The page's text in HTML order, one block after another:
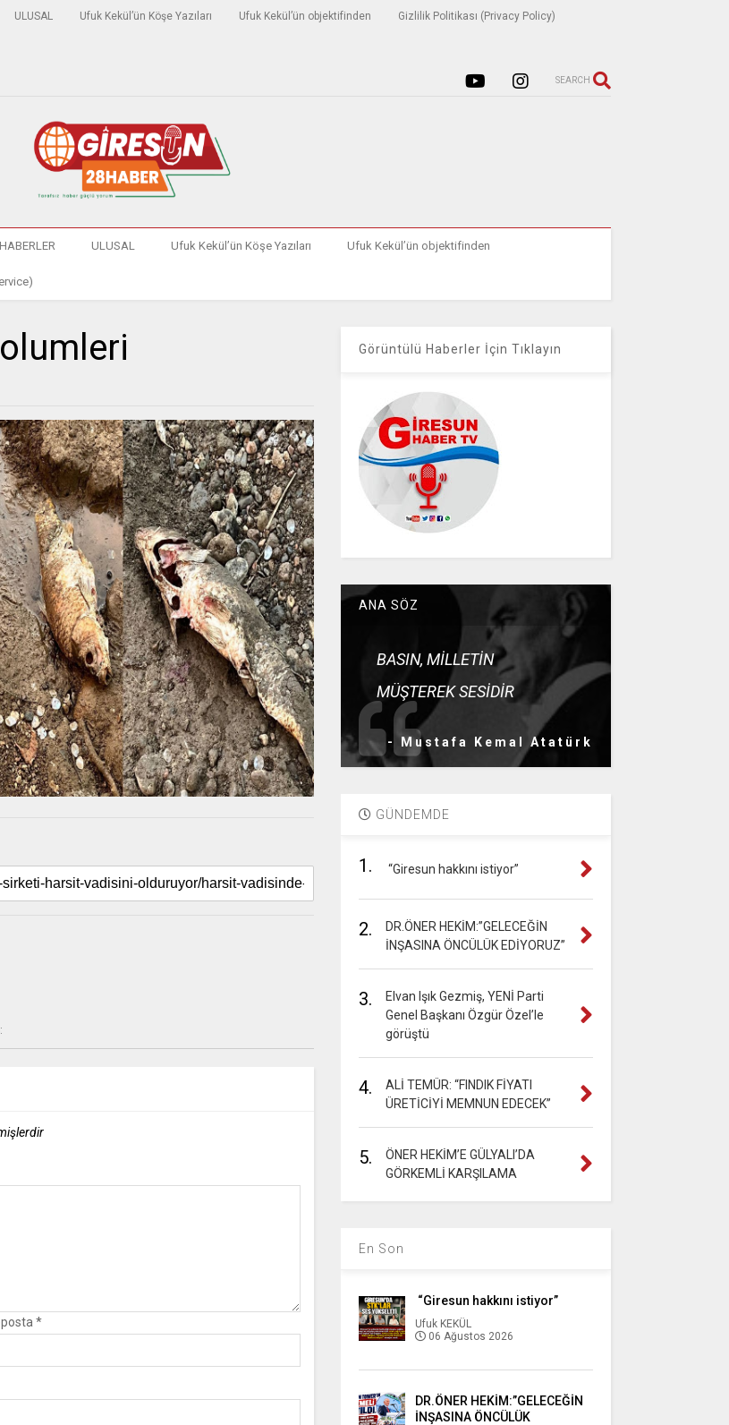
ULUSAL Ufuk Kekül’ün Köşe Yazıları Ufuk Kekül’ün objektifinden Gizlilik Politikası (Privacy Policy)
SEARCH
ULUSAL Ufuk Kekül’ün Köşe Yazıları Ufuk Kekül’ün objektifinden
posta*
Görüntülü Haberler İçin Tıklayın
ANA SÖZ
BASIN, MİLLETİN
MÜŞTEREK SESİDİR
- Mustafa Kemal Atatürk
GÜNDEMDE
1. “Giresun hakkını istiyor”
2.
DR.ÖNER HEKİM:”GELECEĞİN
İNŞASINA ÖNCÜLÜK EDİYORUZ”
3.
Elvan Işık Gezmiş, YENİ Parti
Genel Başkanı Özgür Özel’le
görüştü
4.
ALİ TEMÜR: “FINDIK FİYATI
ÜRETİCİYİ MEMNUN EDECEK”
5.
ÖNER HEKİM’E GÜLYALI’DA
GÖRKEMLİ KARŞILAMA
En Son
“Giresun hakkını istiyor”
Ufuk KEKÜL
06 Ağustos 2026
DR.ÖNER HEKİM:”GELECEĞİN
İNŞASINA ÖNCÜLÜK